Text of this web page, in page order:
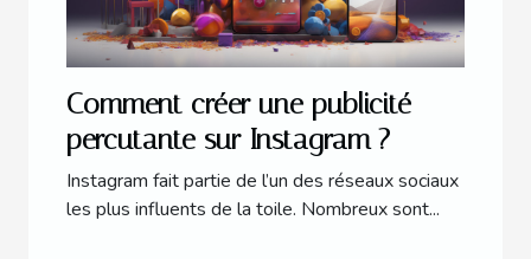
Comment créer une publicité
percutante sur Instagram ?
Instagram fait partie de l’un des réseaux sociaux
les plus influents de la toile. Nombreux sont...